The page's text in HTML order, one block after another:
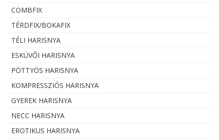
COMBFIX
TÉRDFIX/BOKAFIX
TÉLI HARISNYA
ESKÜVŐI HARISNYA
PÖTTYÖS HARISNYA
KOMPRESSZIÓS HARISNYA
GYEREK HARISNYA
NECC HARISNYA
EROTIKUS HARISNYA